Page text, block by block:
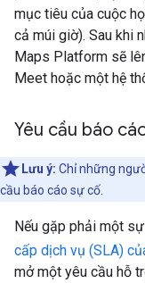
mục tiêu của cuộc
cả múi giờ). Sau khi
Maps Platform sẽ
Meet hoặc một hệ
Yêu cầu báo
Lưu ý: Chỉ những
cầu báo cáo sự cố.
Nếu gặp phải một
cấp dịch vụ (SLA)
mở một yêu cầu hỗ